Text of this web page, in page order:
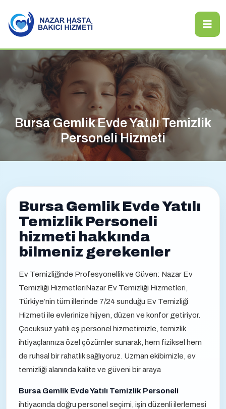
Bursa Gemlik Evde Yatılı Temizlik
Personeli Hizmeti
Bursa Gemlik Evde Yatılı
Temizlik Personeli
hizmeti hakkında
bilmeniz gerekenler
Ev Temizliğinde Profesyonellik ve Güven: Nazar Ev
Temizliği HizmetleriNazar Ev Temizliği Hizmetleri,
Türkiye’nin tüm illerinde 7/24 sunduğu Ev Temizliği
Hizmeti ile evlerinize hijyen, düzen ve konfor getiriyor.
Çocuksuz yatılı eş personel hizmetimizle, temizlik
ihtiyaçlarınıza özel çözümler sunarak, hem fiziksel hem
de ruhsal bir rahatlık sağlıyoruz. Uzman ekibimizle, ev
temizliği alanında kalite ve güveni bir araya
Bursa Gemlik Evde Yatılı Temizlik Personeli
ihtiyacında doğru personel seçimi, işin düzenli ilerlemesi